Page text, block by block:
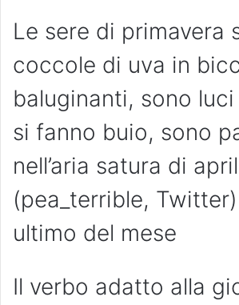
Le sere di primavera
coccole di uva in
baluginanti, sono
si fanno buio, sono
nell’aria satura di
(pea_terrible,
ultimo del mese
Il verbo adatto alla